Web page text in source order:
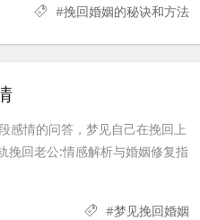
#挽回婚姻的秘诀和方法
感情的问答，梦见自己在挽回上
挽回老公:情感解析与婚姻修复指
#梦见挽回婚姻